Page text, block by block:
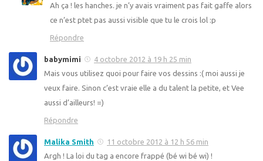
Ah ça ! les hanches. je n’y avais vraiment pas fait gaffe alors
ce n’est ptet pas aussi visible que tu le crois lol :p
Répondre
babymimi
4 octobre 2012 à 19 h 25 min
Mais vous utilisez quoi pour faire vos dessins :( moi aussi je
veux faire. Sinon c’est vraie elle a du talent la petite, et Vee
aussi d’ailleurs! =)
Répondre
Malika Smith
11 octobre 2012 à 12 h 56 min
Argh ! La loi du tag a encore frappé (bé wi bé wi) !